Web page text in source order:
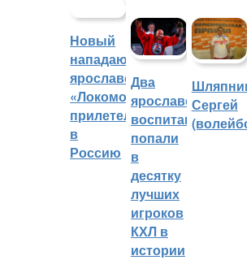
Новый
нападающий
ярославского
«Локомотива»
прилетел
в
Россию
Два
ярославских
воспитанника
попали
в
десятку
лучших
игроков
КХЛ в
истории
Сергей